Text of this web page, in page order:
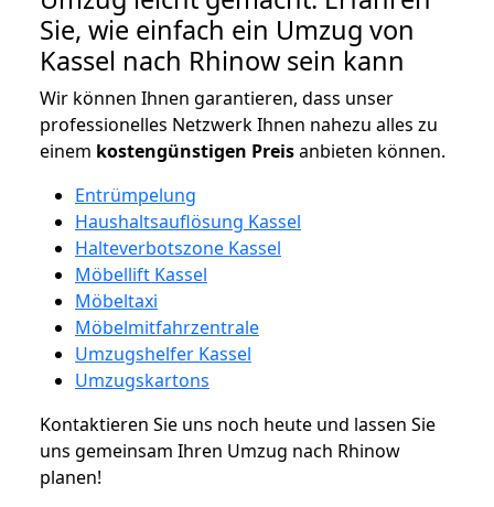
Sie, wie einfach ein Umzug von
Kassel nach Rhinow sein kann
Wir können Ihnen garantieren, dass unser
professionelles Netzwerk Ihnen nahezu alles zu
einem kostengünstigen Preisanbieten können.
Entrümpelung
Haushaltsauflösung Kassel
Halteverbotszone Kassel
Möbellift Kassel
Möbeltaxi
Möbelmitfahrzentrale
Umzugshelfer Kassel
Umzugskartons
Kontaktieren Sie uns noch heute und lassen Sie
uns gemeinsam Ihren Umzug nach Rhinow
planen!